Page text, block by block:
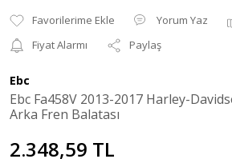
Yorum Yaz
Fiyat Alarmı
Paylaş
Ebc
Ebc Fa458V 2013-2017 Harley-
Arka Fren Balatası
2.348,59 TL